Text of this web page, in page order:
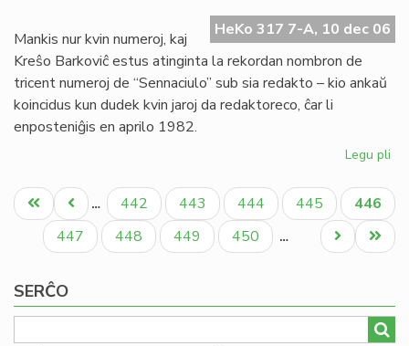
HeKo 317 7-A, 10 dec 06
Mankis nur kvin numeroj, kaj
Kreŝo Barkoviĉ estus atinginta la rekordan nombron de
tricent numeroj de “Sennaciulo” sub sia redakto – kio ankaŭ
koincidus kun dudek kvin jaroj da redaktoreco, ĉar li
enposteniĝis en aprilo 1982.
Legu pli
ne
plu
de
Pagination
Unua
paĝo
Antaŭa
paĝo
… Paĝo
442 Paĝo
443 Paĝo
444 Paĝo
445
Aktuala
paĝo
446
Paĝo
447 Paĝo
448 Paĝo
449 Paĝo
450 …
Last
page
Next
page
SERĈO